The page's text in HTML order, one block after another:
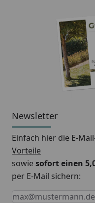
Newsletter
Einfach hier die E-
Vorteile
sowiesofort einen
per E-Mail sichern:
Keine Eingabe
Eingabe erforderlich
E-Mail *